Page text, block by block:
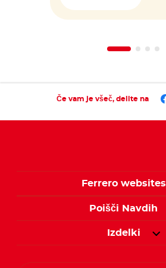
Če vam je všeč, delite na
Ferrero websites
Poišči Navdih
Izdelki